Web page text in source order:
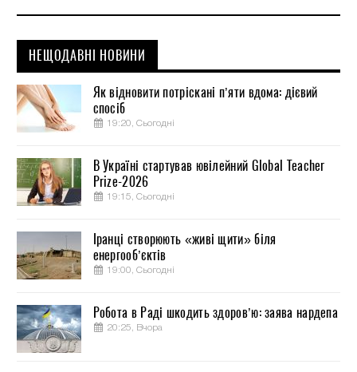
НЕЩОДАВНІ НОВИНИ
Як відновити потріскані п’яти вдома: дієвий
спосіб
19:20, Сьогодні
В Україні стартував ювілейний Global Teacher
Prize-2026
19:15, Сьогодні
Іранці створюють «живі щити» біля
енергооб’єктів
19:00, Сьогодні
Робота в Раді шкодить здоров’ю: заява нардепа
20:25, Вчора